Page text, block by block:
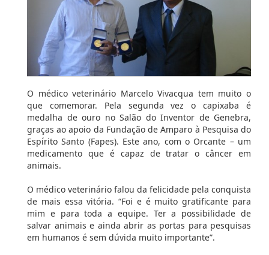
O médico veterinário Marcelo Vivacqua tem muito o
que comemorar. Pela segunda vez o capixaba é
medalha de ouro no Salão do Inventor de Genebra,
graças ao apoio da Fundação de Amparo à Pesquisa do
Espírito Santo (Fapes). Este ano, com o Orcante – um
medicamento que é capaz de tratar o câncer em
animais.
O médico veterinário falou da felicidade pela conquista
de mais essa vitória. “Foi e é muito gratificante para
mim e para toda a equipe. Ter a possibilidade de
salvar animais e ainda abrir as portas para pesquisas
em humanos é sem dúvida muito importante”.